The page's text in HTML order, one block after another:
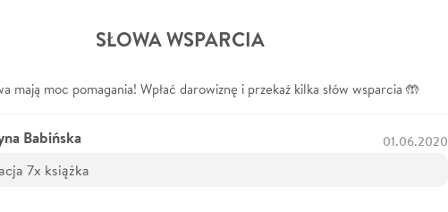
SŁOWA WSPARCIA
mają moc pomagania! Wpłać darowiznę i przekaż kilka słów wsparcia 🤲
Babińska 01.06.2020
7x książka